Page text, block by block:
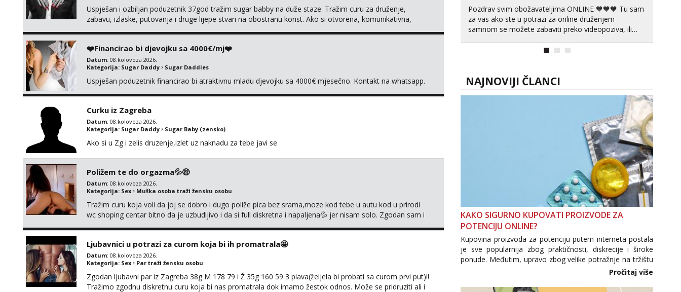
Uspješan i ozbiljan poduzetnik 37god tražim sugar babby na duže staze. Tražim curu za druženje,
zabavu, izlaske, putovanja i druge lijepe stvari na obostranu korist. Ako si otvorena, komunikativna,
❤️Financirao bi djevojku sa 4000€/mj❤️
Datum: 08.kolovoza 2026.
Kategorija: Sugar Daddy Sugar Daddies
Uspješan poduzetnik financirao bi atraktivnu mladu djevojku sa 4000€ mjesečno. Kontakt na whatsapp.
Curku iz Zagreba
Datum: 08.kolovoza 2026.
Kategorija: Sugar Daddy Sugar Baby (zensko)
Ako si u Zg i zelis druzenje,izlet uz naknadu za tebe javi se
Poližem te do orgazma💦🤑
Datum: 08.kolovoza 2026.
Kategorija: Sex Muška osoba traži žensku osobu
Tražim curu koja voli da joj se dobro i dugo poliže pica bez srama,moze kod tebe u autu kod u prirodi
wc shoping centar bitno da je uzbudljivo i da si full diskretna i napaljena💦 jer nisam solo. Zgodan sam i
Ljubavnici u potrazi za curom koja bi ih promatrala🤩
Datum: 08.kolovoza 2026.
Kategorija: Sex Par traži žensku osobu
Zgodan ljubavni par iz Zagreba 38g M 178 79 i Ž 35g 160 59 3 plava(željela bi probati sa curom prvi put)!!
Tražimo zgodnu diskretnu curu koja bi nas promatrala dok imamo žestok odnos. Može se pridruziti ali i
Pozdrav svim obožavateljima ONLINE 🧡🧡🧡 Tu sam
za vas ako ste u potrazi za online druženjem -
samnom se možete zabaviti preko videopoziva, ili
kolegicama, svaka je drugačija 😉 Radim i vruća
NAJNOVIJI ČLANCI
KAKO SIGURNO KUPOVATI PROIZVODE ZA
POTENCIJU ONLINE?
Kupovina proizvoda za potenciju putem interneta postala
je sve popularnija zbog praktičnosti, diskrecije i široke
ponude. Međutim, upravo zbog velike potražnje na tržištu
se pojavljuju i brojni krivotvoreni proizvodi, nepouzdane
internetske trgovine te proizvodi nepoznatog podrijetla. ...
Pročitaj više